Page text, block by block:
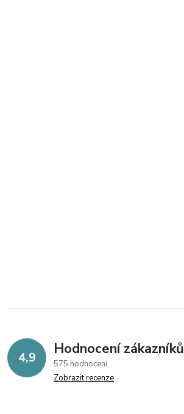
4,9 Hodnocení zákazníků
575 hodnocení
Zobrazit recenze